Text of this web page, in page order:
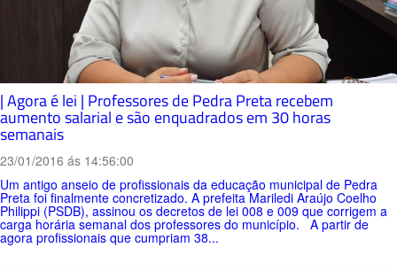
| Agora é lei | Professores de Pedra Preta recebem
aumento salarial e são enquadrados em 30 horas
semanais
23/01/2016 ás 14:56:00
Um antigo anseio de profissionais da educação municipal de Pedra
Preta foi finalmente concretizado. A prefeita Mariledi Araújo Coelho
Philippi (PSDB), assinou os decretos de lei 008 e 009 que corrigem a
carga horária semanal dos professores do município. A partir de
agora profissionais que cumpriam 38...